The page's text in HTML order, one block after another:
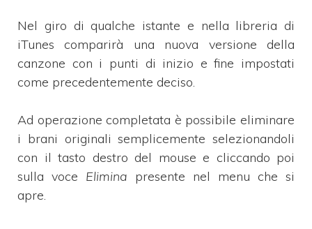
Nel giro di qualche istante e nella libreria di
iTunes comparirà una nuova versione della
canzone con i punti di inizio e fine impostati
come precedentemente deciso.
Ad operazione completata è possibile eliminare
i brani originali semplicemente selezionandoli
con il tasto destro del mouse e cliccando poi
sulla voce Elimina presente nel menu che si
apre.